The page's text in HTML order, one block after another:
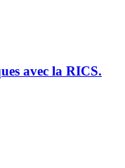
avec la RICS.